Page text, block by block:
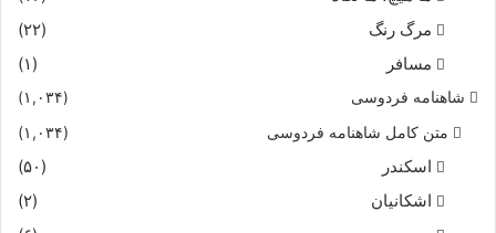
مرگ رنگ
(۲۲)
مسافر
(۱)
شاهنامه فردوسی (۱,۰۳۴)
متن کامل شاهنامه فردوسی (۱,۰۳۴)
اسکندر
(۵۰)
اشکانیان
(۲)